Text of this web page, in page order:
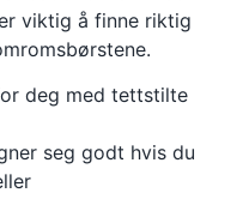
viktig å finne riktig
deg med tettstilte
seg godt hvis du